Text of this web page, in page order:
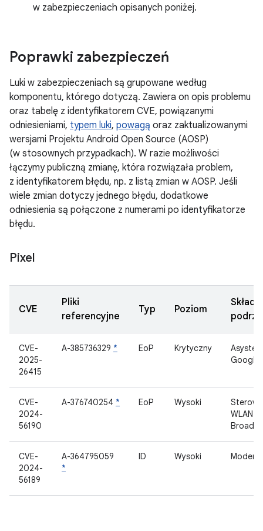
w zabezpieczeniach opisanych poniżej.
Poprawki zabezpieczeń
Luki w zabezpieczeniach są grupowane według
komponentu, którego dotyczą. Zawiera on opis problemu
oraz tabelę z identyfikatorem CVE, powiązanymi
odniesieniami, typem luki, powagą oraz zaktualizowanymi
wersjami Projektu Android Open Source (AOSP)
(w stosownych przypadkach). W razie możliwości
łączymy publiczną zmianę, która rozwiązała problem,
z identyfikatorem błędu, np. z listą zmian w AOSP. Jeśli
wiele zmian dotyczy jednego błędu, dodatkowe
odniesienia są połączone z numerami po identyfikatorze
błędu.
Pixel
CVE
Pliki
referencyjne
Typ Poziom
CVE-
2025-
26415
A-385736329 * EoP Krytyczny
Google
CVE-
2024-
56190
A-376740254 * EoP Wysoki
WLAN
CVE-
2024-
56189
A-364795059
*
ID Wysoki Modem